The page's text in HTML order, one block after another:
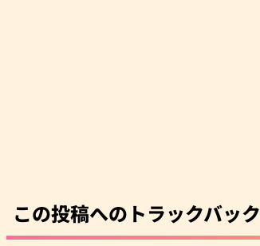
この投稿へのトラックバック